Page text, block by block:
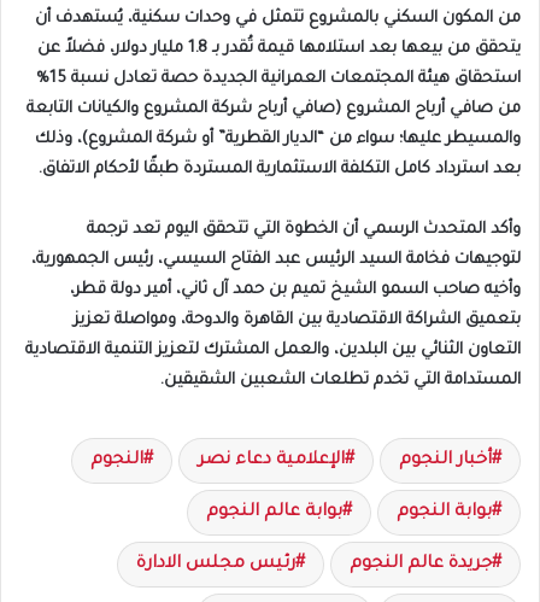
من المكون السكني بالمشروع تتمثل في وحدات سكنية، يُستهدف أن
يتحقق من بيعها بعد استلامها قيمة تُقدر بـ 1.8 مليار دولار، فضلاً عن
استحقاق هيئة المجتمعات العمرانية الجديدة حصة تعادل نسبة 15%
من صافي أرباح المشروع (صافي أرباح شركة المشروع والكيانات التابعة
والمسيطر عليها؛ سواء من “الديار القطرية” أو شركة المشروع)، وذلك
بعد استرداد كامل التكلفة الاستثمارية المستردة طبقًا لأحكام الاتفاق.
وأكد المتحدث الرسمي أن الخطوة التي تتحقق اليوم تعد ترجمة
لتوجيهات فخامة السيد الرئيس عبد الفتاح السيسي، رئيس الجمهورية،
وأخيه صاحب السمو الشيخ تميم بن حمد آل ثاني، أمير دولة قطر،
بتعميق الشراكة الاقتصادية بين القاهرة والدوحة، ومواصلة تعزيز
التعاون الثنائي بين البلدين، والعمل المشترك لتعزيز التنمية الاقتصادية
المستدامة التي تخدم تطلعات الشعبين الشقيقين.
أخبار النجوم الإعلامية دعاء نصر النجوم
بوابة النجوم بوابة عالم النجوم
جريدة عالم النجوم رئيس مجلس الادارة